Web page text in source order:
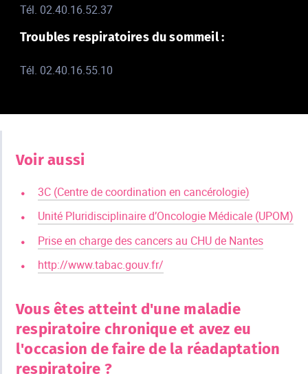
Tél. 02.40.16.52.37
Troubles respiratoires du sommeil :
Tél. 02.40.16.55.10
Voir aussi
3C (Centre de coordination en cancérologie)
Unité Pluridisciplinaire d’Oncologie Médicale (UPOM)
Prise en charge des cancers au CHU de Nantes
http://www.tabac.gouv.fr/
Vous êtes atteint d'une maladie
respiratoire chronique et avez eu
l'occasion de faire de la réadaptation
respiratoire ?